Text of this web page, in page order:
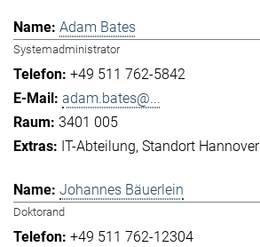
Adam Bates
Systemadministrator
+49 511 762-5842
adam.bates@...
3401 005
IT-Abteilung Standort Hannover
Johannes Bäuerlein
Doktorand
+49 511 762-12304